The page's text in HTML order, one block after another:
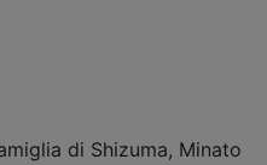
di Shizuma, Minato